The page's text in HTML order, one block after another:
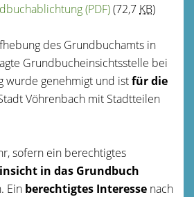
(PDF)(72,7 KB)
des Grundbuchamts in
Grundbucheinsichtsstelle bei
wurde genehmigt und istfür die
Vöhrenbach mit Stadtteilen
sofern ein berechtigtes
in das Grundbuch
Ein berechtigtes Interesse nach